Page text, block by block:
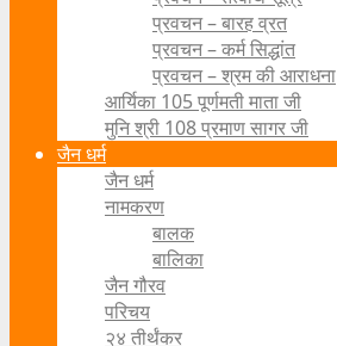
प्रवचन – बारह व्रत
प्रवचन – कर्म सिद्धांत
प्रवचन – श्रम की आराधना
आर्यिका 105 पूर्णमती माता जी
मुनि श्री 108 प्रमाण सागर जी
जैन धर्म
जैन धर्म
नामकरण
बालक
बालिका
जैन गौरव
परिचय
२४ तीर्थंकर